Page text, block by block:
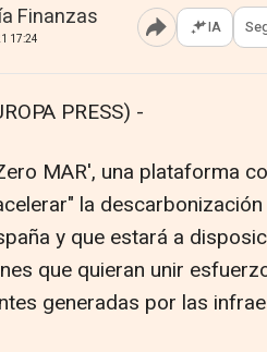
Finanzas
17:24 Abrir IA
PRESS) -
MAR', una plataforma
la
y que estará a
que quieran unir
generadas por las